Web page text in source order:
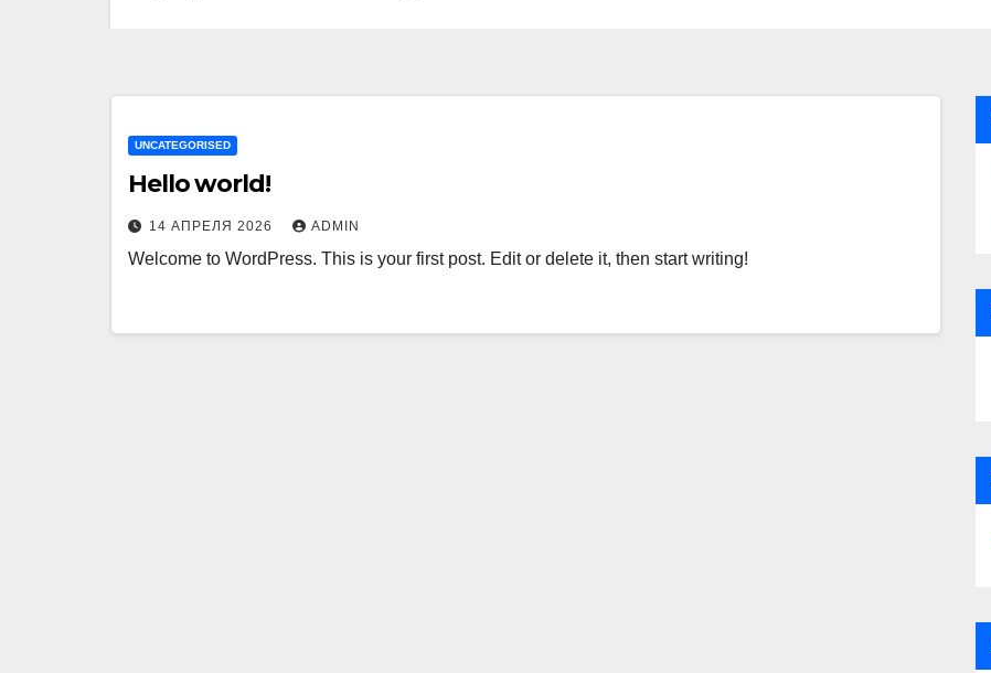
UNCATEGORISED
Hello world!
14 АПРЕЛЯ 2026 ADMIN
Welcome to WordPress. This is your first post. Edit or delete it, then start writing!